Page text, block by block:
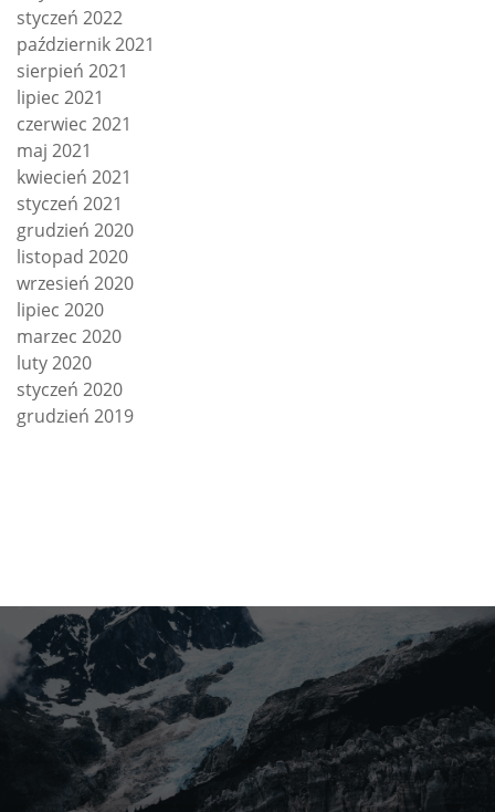
styczeń 2022
październik 2021
sierpień 2021
lipiec 2021
czerwiec 2021
maj 2021
kwiecień 2021
styczeń 2021
grudzień 2020
listopad 2020
wrzesień 2020
lipiec 2020
marzec 2020
luty 2020
styczeń 2020
grudzień 2019